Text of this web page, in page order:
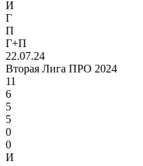
И
Г
П
Г+П
22.07.24
Вторая Лига ПРО 2024
11
6
5
5
0
0
И